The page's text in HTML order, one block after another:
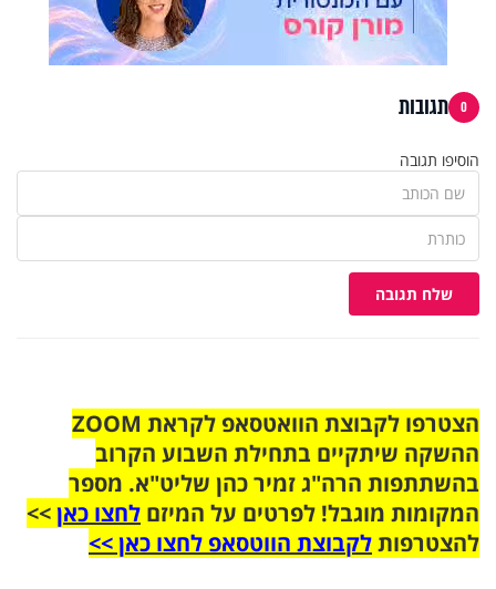
0 תגובות
הוסיפו תגובה
שלח תגובה
הצטרפו לקבוצת הוואטסאפ לקראת ZOOM
ההשקה שיתקיים בתחילת השבוע הקרוב
בהשתתפות הרה"ג זמיר כהן שליט"א. מספר
המקומות מוגבל! לפרטים על המיזם לחצו כאן>>
להצטרפותלקבוצת הווטסאפ לחצו כאן >>